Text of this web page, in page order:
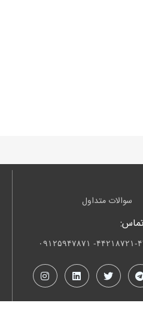
سوالات متداول
۰۹۱۲۵۹۴۷۸۷۱